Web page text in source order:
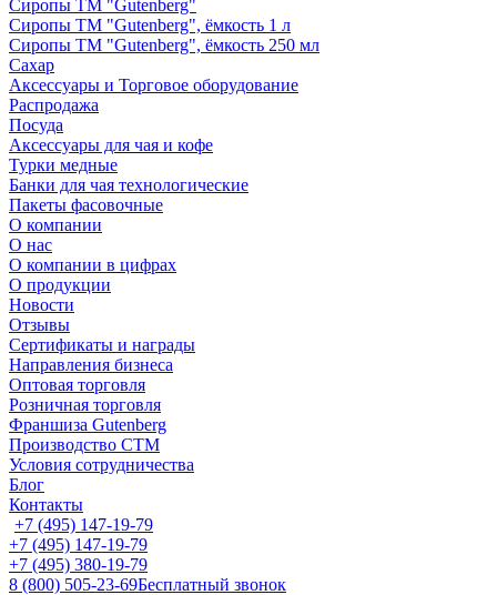
Сиропы ТМ "Gutenberg"
Сиропы ТМ "Gutenberg", ёмкость 1 л
Сиропы ТМ "Gutenberg", ёмкость 250 мл
Сахар
Аксессуары и Торговое оборудование
Распродажа
Посуда
Аксессуары для чая и кофе
Турки медные
Банки для чая технологические
Пакеты фасовочные
О компании
О нас
О компании в цифрах
О продукции
Новости
Отзывы
Сертификаты и награды
Направления бизнеса
Оптовая торговля
Розничная торговля
Франшиза Gutenberg
Производство СТМ
Условия сотрудничества
Блог
Контакты
+7 (495) 147-19-79
+7 (495) 147-19-79
+7 (495) 380-19-79
8 (800) 505-23-69Бесплатный звонок